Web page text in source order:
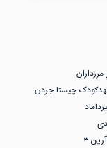
چیستا جردن
۳